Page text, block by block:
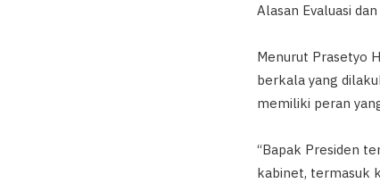
Alasan Evaluasi
Menurut Prasetyo
berkala yang
memiliki peran
“Bapak Presiden
kabinet, termasuk